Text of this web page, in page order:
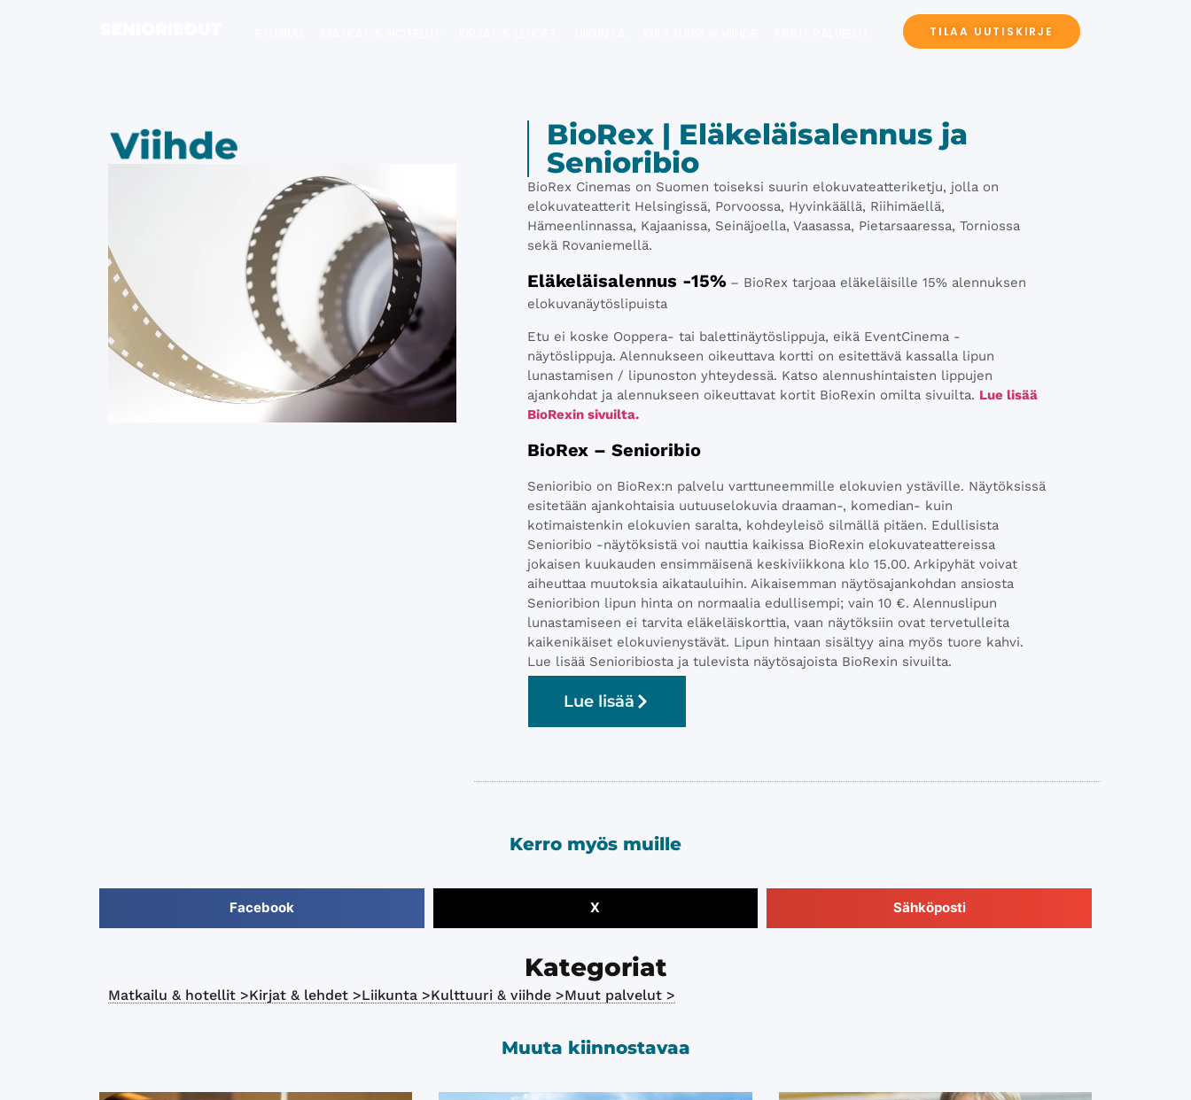
TILAA UUTISKIRJE
BioRex | Eläkeläisalennus ja
Senioribio
​BioRex Cinemas on Suomen toiseksi suurin elokuvateatteriketju, jolla on
elokuvateatterit Helsingissä, Porvoossa, Hyvinkäällä, Riihimäellä,
Hämeenlinnassa, Kajaanissa, Seinäjoella, Vaasassa, Pietarsaaressa, Torniossa
sekä Rovaniemellä.
Eläkeläisalennus -15% – BioRex tarjoaa eläkeläisille 15% alennuksen
elokuvanäytöslipuista
Etu ei koske Ooppera- tai balettinäytöslippuja, eikä EventCinema -
näytöslippuja. Alennukseen oikeuttava kortti on esitettävä kassalla lipun
lunastamisen / lipunoston yhteydessä. Katso alennushintaisten lippujen
ajankohdat ja alennukseen oikeuttavat kortit BioRexin omilta sivuilta. Lue lisää
BioRexin sivuilta.
BioRex – Senioribio
Senioribio on BioRex:n palvelu varttuneemmille elokuvien ystäville. Näytöksissä
esitetään ajankohtaisia uutuuselokuvia draaman-, komedian- kuin
kotimaistenkin elokuvien saralta, kohdeyleisö silmällä pitäen. Edullisista
Senioribio -näytöksistä voi nauttia kaikissa BioRexin elokuvateattereissa
jokaisen kuukauden ensimmäisenä keskiviikkona klo 15.00. Arkipyhät voivat
aiheuttaa muutoksia aikatauluihin. Aikaisemman näytösajankohdan ansiosta
Senioribion lipun hinta on normaalia edullisempi; vain 10 €. Alennuslipun
lunastamiseen ei tarvita eläkeläiskorttia, vaan näytöksiin ovat tervetulleita
kaikenikäiset elokuvienystävät. Lipun hintaan sisältyy aina myös tuore kahvi.
Lue lisää Senioribiosta ja tulevista näytösajoista BioRexin sivuilta.
Lue lisää
Kerro myös muille
Facebook X Sähköposti
Kategoriat
Matkailu & hotellit >Kirjat & lehdet >Liikunta >Kulttuuri & viihde >Muut palvelut >
Muuta kiinnostavaa